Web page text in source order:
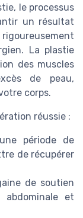
le processus
un résultat
La plastie
des muscles
de peau,
corps.
réussie :
période de
de récupérer
de soutien
et